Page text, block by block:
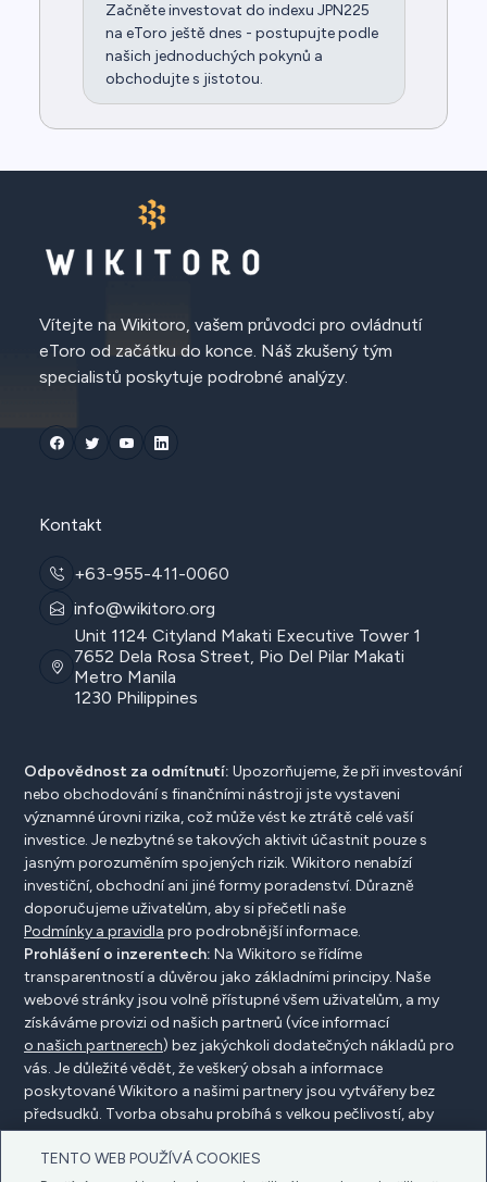
Začněte investovat do indexu JPN225
na eToro ještě dnes - postupujte podle
našich jednoduchých pokynů a
obchodujte s jistotou.
TENTO WEB POUŽÍVÁ COOKIES
Vítejte na Wikitoro, vašem průvodci pro ovládnutí
eToro od začátku do konce. Náš zkušený tým
specialistů poskytuje podrobné analýzy.
Kontakt
+63-955-411-0060
info@wikitoro.org
Unit 1124 Cityland Makati Executive Tower 1
7652 Dela Rosa Street, Pio Del Pilar Makati
Metro Manila
1230 Philippines
Odpovědnost za odmítnutí: Upozorňujeme, že při investování
nebo obchodování s finančními nástroji jste vystaveni
významné úrovni rizika, což může vést ke ztrátě celé vaší
investice. Je nezbytné se takových aktivit účastnit pouze s
jasným porozuměním spojených rizik. Wikitoro nenabízí
investiční, obchodní ani jiné formy poradenství. Důrazně
doporučujeme uživatelům, aby si přečetli naše
Podmínky a pravidla pro podrobnější informace.
Prohlášení o inzerentech: Na Wikitoro se řídíme
transparentností a důvěrou jako základními principy. Naše
webové stránky jsou volně přístupné všem uživatelům, a my
získáváme provizi od našich partnerů (více informací
o našich partnerech) bez jakýchkoli dodatečných nákladů pro
vás. Je důležité vědět, že veškerý obsah a informace
poskytované Wikitoro a našimi partnery jsou vytvářeny bez
předsudků. Tvorba obsahu probíhá s velkou pečlivostí, aby
prospěla našim čtenářům, a důležité je, že není ovlivněna
žádnými dohodami o kompenzaci s našimi partnery.